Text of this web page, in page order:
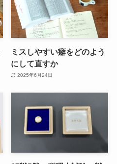
ミスしやすい癖をどのよう
にして直すか
2025年6月24日